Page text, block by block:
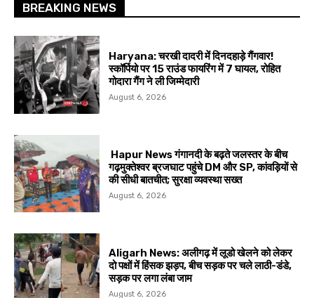
BREAKING NEWS
Haryana: चरखी दादरी में दिनदहाड़े गैंगवार!
स्कॉर्पियो पर 15 राउंड फायरिंग में 7 घायल, रोहित
गोदारा गैंग ने ली जिम्मेदारी
August 6, 2026
Hapur News गंगानदी के बढ़ते जलस्तर के बीच
गढ़मुक्तेश्वर ब्रजघाट पहुंचे DM और SP, कांवड़ियों से
की सीधी बातचीत; सुरक्षा व्यवस्था सख्त
August 6, 2026
Aligarh News: अलीगढ़ में लूडो खेलने को लेकर
दो पक्षों में हिंसक झड़प, बीच सड़क पर चले लाठी-डंडे,
सड़क पर लगा लंबा जाम
August 6, 2026